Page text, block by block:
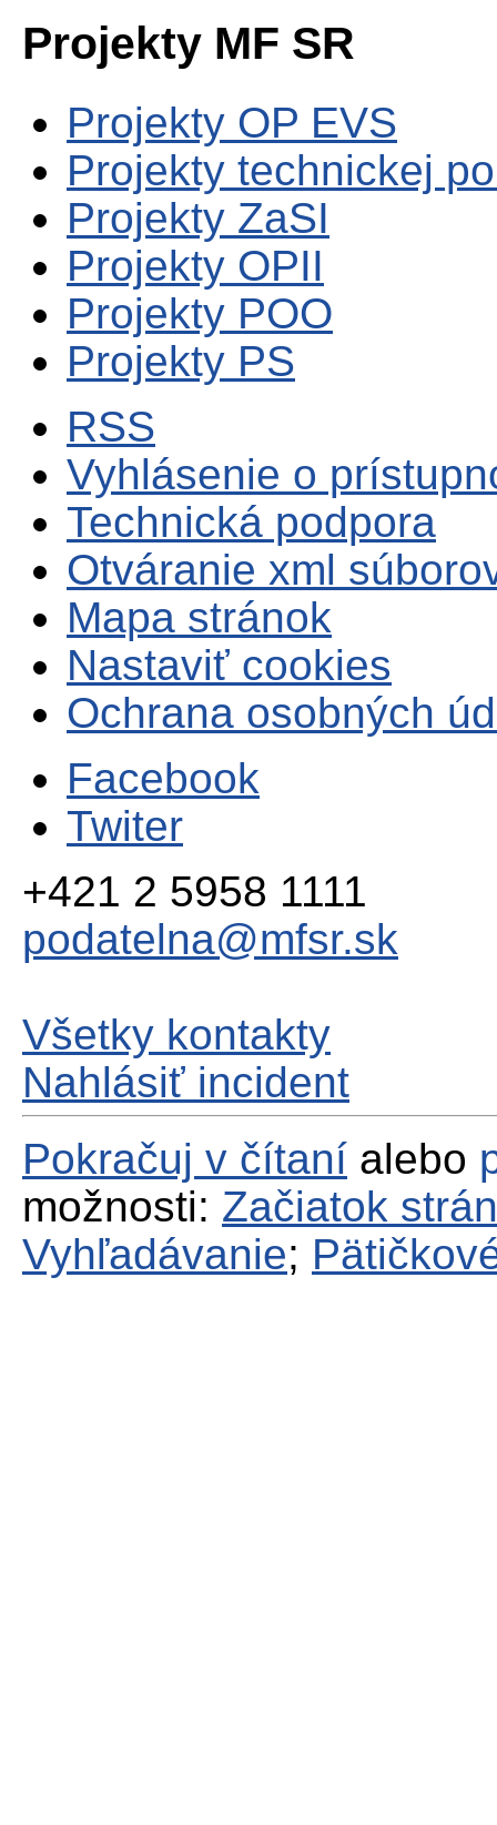
Projekty MF SR
Projekty OP EVS
Projekty technickej
Projekty ZaSI
Projekty OPII
Projekty POO
Projekty PS
RSS
Vyhlásenie o
Technická podpora
Otváranie xml
Mapa stránok
Nastaviť cookies
Ochrana osobných
Facebook
Twiter
+421 2 5958 1111
podatelna@mfsr.sk
Všetky kontakty
Nahlásiť incident
Pokračuj v čítaní alebo
možnosti: Začiatok
Vyhľadávanie;